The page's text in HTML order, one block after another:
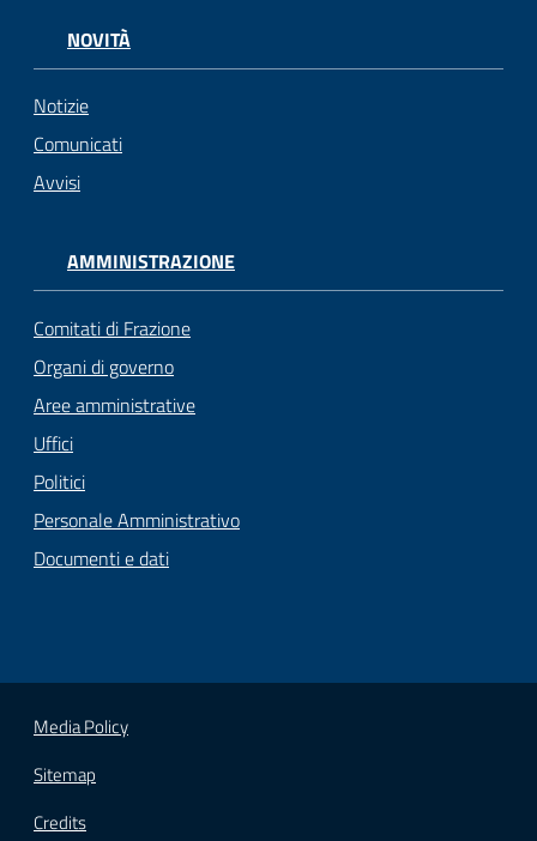
NOVITÀ
Notizie
Comunicati
Avvisi
AMMINISTRAZIONE
Comitati di Frazione
Organi di governo
Aree amministrative
Uffici
Politici
Personale Amministrativo
Documenti e dati
Media Policy
Sitemap
Credits